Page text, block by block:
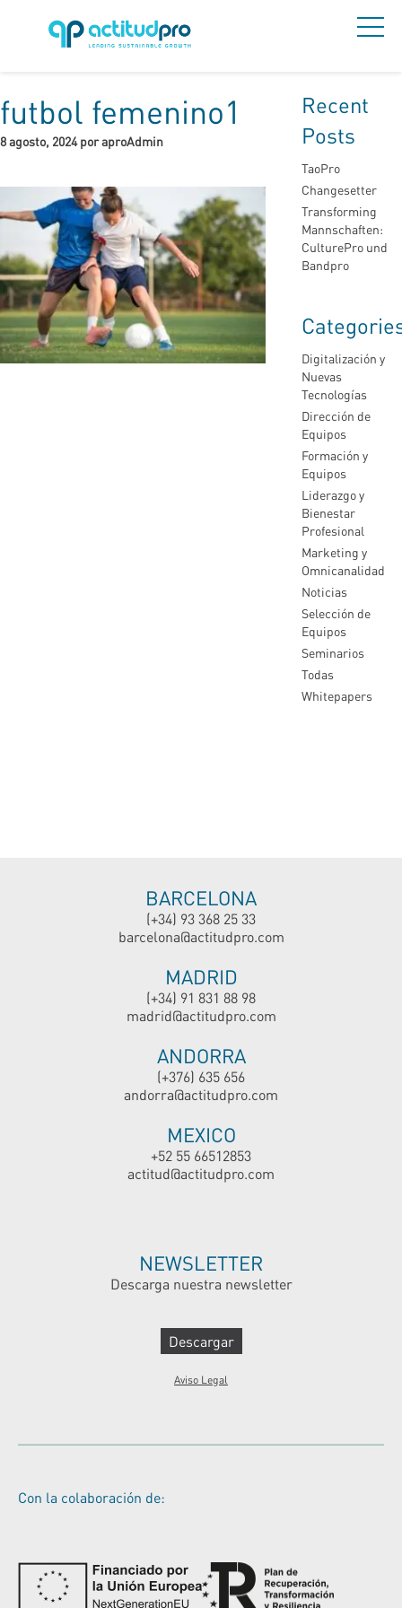
futbol femenino1
8 agosto, 2024 por aproAdmin
Recent
Posts
TaoPro
Changesetter
Transforming
Mannschaften:
CulturePro und
Bandpro
Digitalización y
Nuevas
Tecnologías
Dirección de
Equipos
Formación y
Equipos
Liderazgo y
Bienestar
Profesional
Marketing y
Omnicanalidad
Noticias
Selección de
Equipos
Seminarios
Todas
Whitepapers
BARCELONA
(+34) 93 368 25 33
barcelona@actitudpro.com
MADRID
(+34) 91 831 88 98
madrid@actitudpro.com
ANDORRA
(+376) 635 656
andorra@actitudpro.com
MEXICO
+52 55 66512853
actitud@actitudpro.com
NEWSLETTER
Descarga nuestra newsletter
Descargar
Aviso Legal
Con la colaboración de: